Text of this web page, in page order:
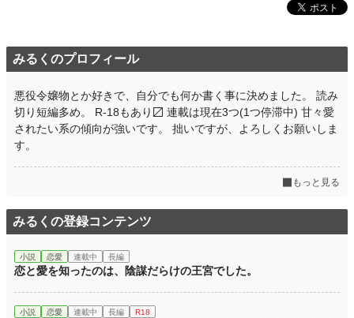
みるくのプロフィール
悪役令嬢物とか好きで、自分でも何か書く事に決めました。 読み
切り短編多め。 R-18もあり〼 連載は現在3つ(1つ停滞中) 甘々愛
されたい系の傾向が強いです。 拙いですが、よろしくお願いしま
す。
もっと見る
みるくの登録コンテンツ
小説 恋愛 連載中 長編
恋と愛を知ったのは、陰謀だらけの王宮でした。
小説 恋愛 連載中 長編 R18